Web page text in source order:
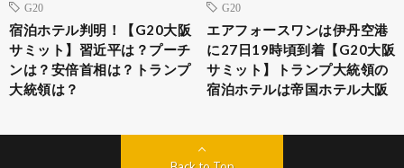
G20
宿泊ホテル判明！【G20大阪
サミット】習近平は？プーチ
ンは？安倍首相は？トランプ
大統領は？
G20
エアフォースワンは伊丹空港
に27日19時頃到着【G20大阪
サミット】トランプ大統領の
宿泊ホテルは帝国ホテル大阪